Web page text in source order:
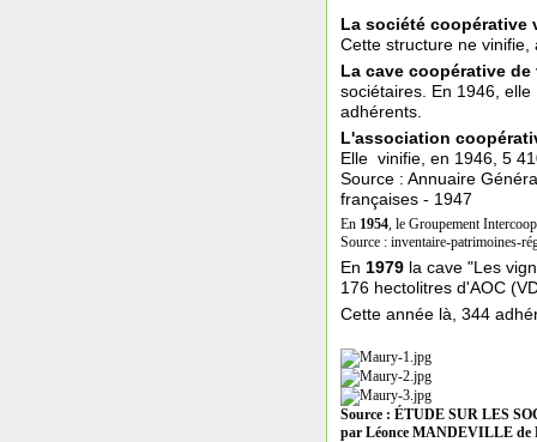
La société
Cette structure ne
La cave coopérative
sociétaires. En 1946,
adhérents.
L'association
Elle vinifie, en 1946, 5
Source : Annuaire
françaises - 1947
En 1954, le Groupement
Source : inventaire-patrimoines-
En 1979 la cave "Les
176 hectolitres d'AOC
Cette année là, 344
Source : ÉTUDE SUR LES
par Léonce MANDEVILLE de